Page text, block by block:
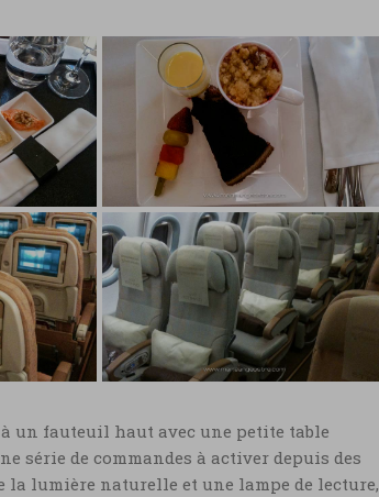
Affaires
Test vol Etihad classe
Affaires
Test vol Etihad classe Affaires
© Marie-Ange Ostré
Eco
Test vol Etihad classe Eco ©
un fauteuil haut avec une petite table
série de commandes à activer depuis des
la lumière naturelle et une lampe de lecture,